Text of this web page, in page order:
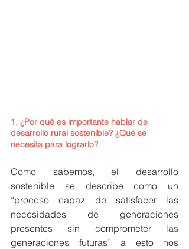
1. ¿Por qué es importante hablar de
desarrollo rural sostenible? ¿Qué se
necesita para lograrlo?
Como sabemos, el desarrollo
sostenible se describe como un
“proceso capaz de satisfacer las
necesidades de generaciones
presentes sin comprometer las
generaciones futuras” a esto nos